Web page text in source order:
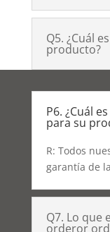
Q5. ¿Cuál
producto?
P6. ¿Cuál
para su
R: Todos
garantía de
Q7. Lo que
orderor